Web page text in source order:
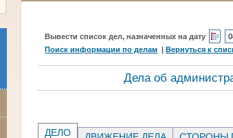
Вывести список дел, назначенных на дату
Поиск информации по делам |Вернуться к
Дела об
ДЕЛО